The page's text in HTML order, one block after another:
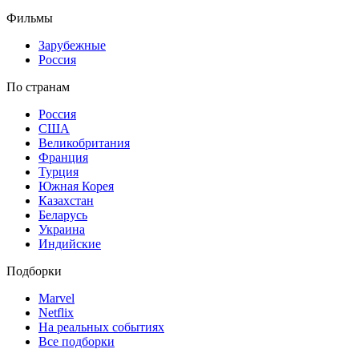
Фильмы
Зарубежные
Россия
По странам
Россия
США
Великобритания
Франция
Турция
Южная Корея
Казахстан
Беларусь
Украина
Индийские
Подборки
Marvel
Netflix
На реальных событиях
Все подборки